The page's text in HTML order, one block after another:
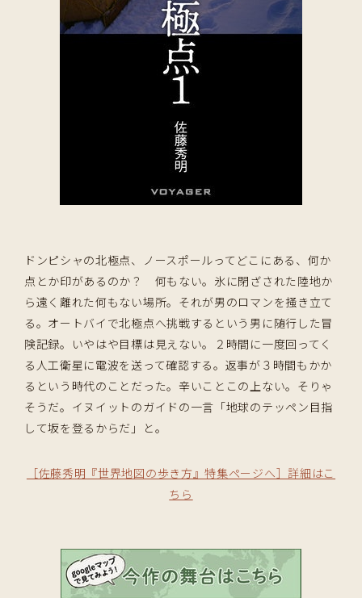
ドンピシャの北極点、ノースポールってどこにある、何か
点とか印があるのか？ 何もない。氷に閉ざされた陸地か
ら遠く離れた何もない場所。それが男のロマンを掻き立て
る。オートバイで北極点へ挑戦するという男に随行した冒
険記録。いやはや目標は見えない。２時間に一度回ってく
る人工衛星に電波を送って確認する。返事が３時間もかか
るという時代のことだった。辛いことこの上ない。そりゃ
そうだ。イヌイットのガイドの一言「地球のテッペン目指
して坂を登るからだ」と。
［佐藤秀明『世界地図の歩き方』特集ページへ］詳細はこ
ちら